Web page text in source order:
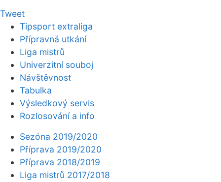
Tweet
Tipsport extraliga
Přípravná utkání
Liga mistrů
Univerzitní souboj
Návštěvnost
Tabulka
Výsledkový servis
Rozlosování a info
Sezóna 2019/2020
Příprava 2019/2020
Příprava 2018/2019
Liga mistrů 2017/2018